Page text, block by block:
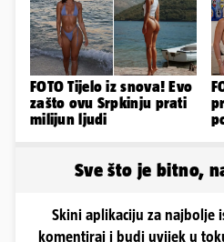
FOTO Tijelo iz snova! Evo
zašto ovu Srpkinju prati
milijun ljudi
Sve što je bitno,
Skini aplikaciju za najbolje
komentiraj i budi uvijek u